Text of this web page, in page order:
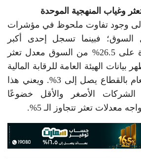
وغياب المنهجية الموحدة
إلى وجود تفاوت ملحوظ في مؤشرات
السوق؛ فبينما تسجل إحدى أكبر
الشركات المستحوذة على 26.5% من السوق معدل تعثر
1.24%، تظهر بيانات الهيئة العامة للرقابة المالية
أن متوسط التعثر العام بالقطاع يصل إلى 3%. ويعني هذا
الشركات الأصغر والأقل خضوعًا
معدلات تعثر تتجاوز الـ 5%.